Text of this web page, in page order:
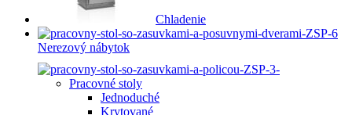
Chladenie
Nerezový nábytok
Pracovné stoly
Jednoduché
Krytované